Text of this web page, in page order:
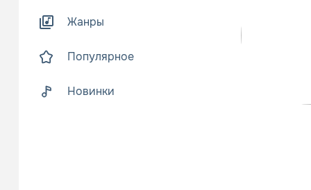
Жанры
Популярное
Новинки